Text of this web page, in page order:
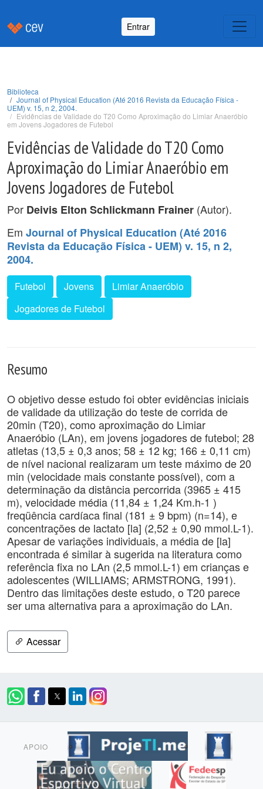
Entrar
Biblioteca
Journal of Physical Education (Até 2016 Revista da Educação Física -
UEM) v. 15, n 2, 2004.
Evidências de Validade do T20 Como Aproximação do Limiar Anaeróbio
em Jovens Jogadores de Futebol
Evidências de Validade do T20 Como
Aproximação do Limiar Anaeróbio em
Jovens Jogadores de Futebol
Por Deivis Elton Schlickmann Frainer (Autor).
Em Journal of Physical Education (Até 2016
Revista da Educação Física - UEM) v. 15, n 2,
2004.
Futebol Jovens
Limiar Anaeróbio
Jogadores de Futebol
Resumo
O objetivo desse estudo foi obter evidências iniciais
de validade da utilização do teste de corrida de
20min (T20), como aproximação do Limiar
Anaeróbio (LAn), em jovens jogadores de futebol; 28
atletas (13,5 ± 0,3 anos; 58 ± 12 kg; 166 ± 0,11 cm)
de nível nacional realizaram um teste máximo de 20
min (velocidade mais constante possível), com a
determinação da distância percorrida (3965 ± 415
m), velocidade média (11,84 ± 1,24 Km.h-1 )
freqüência cardíaca final (181 ± 9 bpm) (n=14), e
concentrações de lactato [la] (2,52 ± 0,90 mmol.L-1).
Apesar de variações individuais, a média de [la]
encontrada é similar à sugerida na literatura como
referência fixa no LAn (2,5 mmol.L-1) em crianças e
adolescentes (WILLIAMS; ARMSTRONG, 1991).
Dentro das limitações deste estudo, o T20 parece
ser uma alternativa para a aproximação do LAn.
Acessar
APOIO